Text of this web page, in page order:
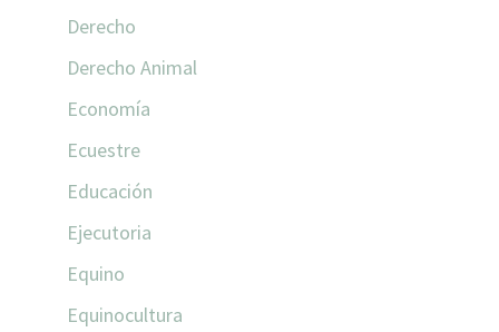
Derecho
Derecho Animal
Economía
Ecuestre
Educación
Ejecutoria
Equino
Equinocultura